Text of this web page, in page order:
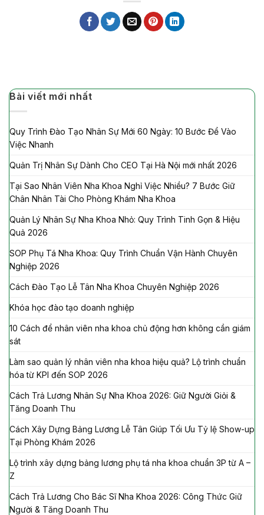
Bài viết mới nhất
Quy Trình Đào Tạo Nhân Sự Mới 60 Ngày: 10 Bước Để Vào
Việc Nhanh
Quản Trị Nhân Sự Dành Cho CEO Tại Hà Nội mới nhất 2026
Tại Sao Nhân Viên Nha Khoa Nghỉ Việc Nhiều? 7 Bước Giữ
Chân Nhân Tài Cho Phòng Khám Nha Khoa
Quản Lý Nhân Sự Nha Khoa Nhỏ: Quy Trình Tinh Gọn & Hiệu
Quả 2026
SOP Phụ Tá Nha Khoa: Quy Trình Chuẩn Vận Hành Chuyên
Nghiệp 2026
Cách Đào Tạo Lễ Tân Nha Khoa Chuyên Nghiệp 2026
Khóa học đào tạo doanh nghiệp
10 Cách để nhân viên nha khoa chủ động hơn không cần giám
sát
Làm sao quản lý nhân viên nha khoa hiệu quả? Lộ trình chuẩn
hóa từ KPI đến SOP 2026
Cách Trả Lương Nhân Sự Nha Khoa 2026: Giữ Người Giỏi &
Tăng Doanh Thu
Cách Xây Dựng Bảng Lương Lễ Tân Giúp Tối Ưu Tỷ lệ Show-up
Tại Phòng Khám 2026
Lộ trình xây dựng bảng lương phụ tá nha khoa chuẩn 3P từ A –
Z
Cách Trả Lương Cho Bác Sĩ Nha Khoa 2026: Công Thức Giữ
Người & Tăng Doanh Thu